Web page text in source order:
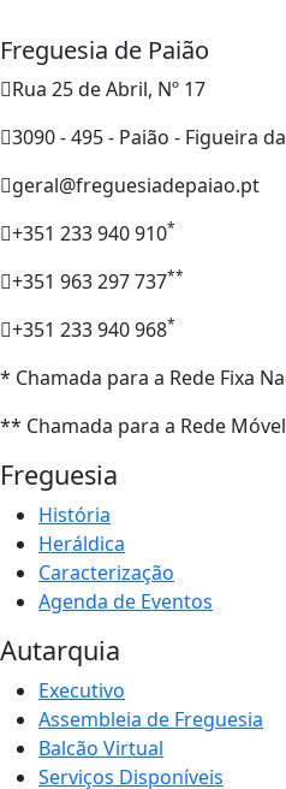
Freguesia de Paião
Rua 25 de Abril, Nº 17
3090 - 495 - Paião - Figueira
geral@freguesiadepaiao.pt
+351 233 940 910*
+351 963 297 737**
+351 233 940 968*
* Chamada para a Rede Fixa
** Chamada para a Rede
Freguesia
História
Heráldica
Caracterização
Agenda de Eventos
Autarquia
Executivo
Assembleia de Freguesia
Balcão Virtual
Serviços Disponíveis